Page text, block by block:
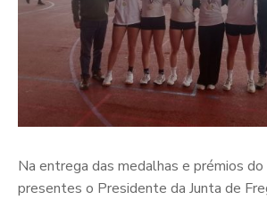
Na entrega das medalhas e prémios
presentes o Presidente da Junta de